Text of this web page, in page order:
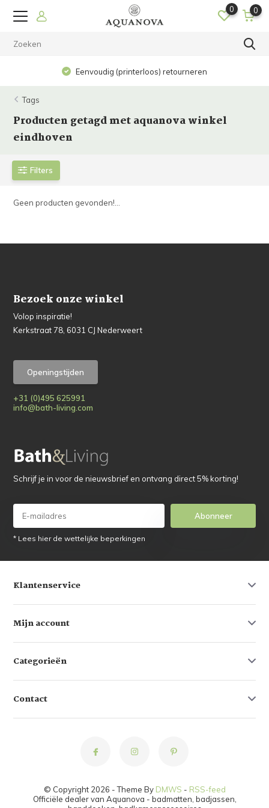
0 0
Eenvoudig (printerloos) retourneren
Tags
Producten getagd met aquanova winkel
eindhoven
Filters
Geen producten gevonden!...
Bezoek onze winkel
Volop inspiratie!
Kerkstraat 78, 6031 CJ Nederweert
Openingstijden
+31 (0)495 625991
info@bath-living.com
Schrijf je in voor de nieuwsbrief en ontvang direct 5% korting!
Abonneer
* Lees hier de wettelijke beperkingen
Klantenservice
Mijn account
Categorieën
Contact
© Copyright 2026 - Theme By DMWS - RSS-feed
Officiële dealer van Aquanova - badmatten, badjassen,